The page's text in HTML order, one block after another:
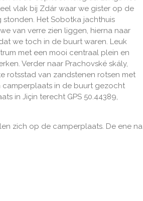
vlak bij Zdár waar we gister op de
stonden. Het Sobotka jachthuis
van verre zien liggen, hierna naar
we toch in de buurt waren. Leuk
met een mooi centraal plein en
Verder naar Prachovské skály,
rotsstad van zandstenen rotsen met
camperplaats in de buurt gezocht
in Jiçin terecht GPS 50.44389,
zich op de camperplaats. De ene na